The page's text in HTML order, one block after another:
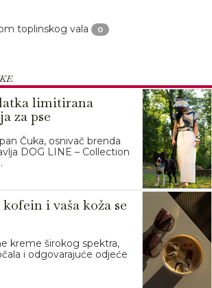
toplinskog vala 0
limitirana
za pse
Čuka, osnivač brenda
DOG LINE – Collection
i vaša koža se
kreme širokog spektra,
i odgovarajuće odjeće